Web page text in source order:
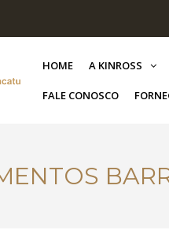
HOME A KINROSS
FALE CONOSCO